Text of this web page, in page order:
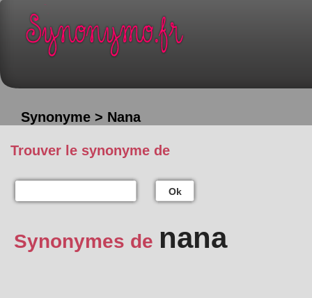
Synonyme > Nana
Trouver le synonyme de
Ok
Synonymes de nana